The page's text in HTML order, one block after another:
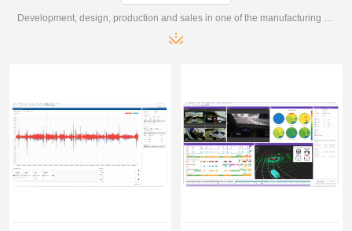
Development, design, production and sales in one of the manufacturing enterprises